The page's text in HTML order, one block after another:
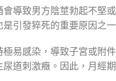
導致男方陰莖勃起不堅
引發猝死的重要原因之一
易感染，導致子宮或附
道刺激癥。因此，月經